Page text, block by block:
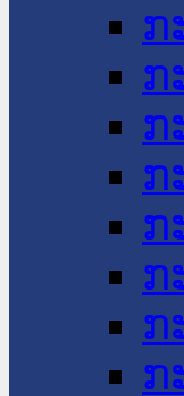
ກ
ກ
ກ
ກ
ກ
ກ
ກ
ກ